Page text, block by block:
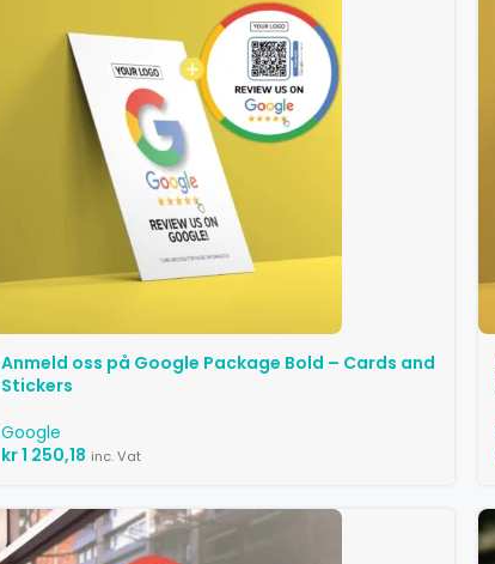
Anmeld oss ​​på Google Package Bold – Cards and
Stickers
Google
kr1 250,18 inc. Vat